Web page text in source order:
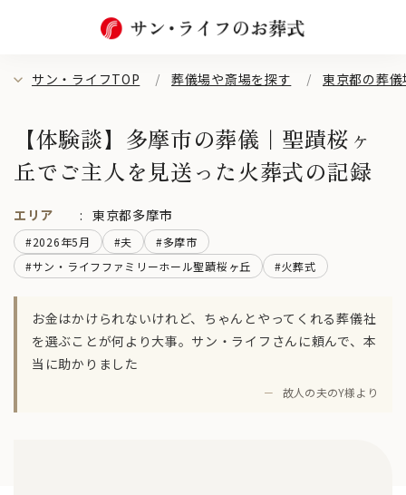
サン・ライフTOP 葬儀場や斎場を探す 東京都の葬
【体験談】多摩市の葬儀｜聖蹟桜ヶ
丘でご主人を見送った火葬式の記録
エリア 東京都多摩市
#2026年5月 #夫
#多摩市
#サン・ライフファミリーホール聖蹟桜ヶ丘
#火葬式
お金はかけられないけれど、ちゃんとやってくれる葬儀社
を選ぶことが何より大事。サン・ライフさんに頼んで、本
当に助かりました
－ 故人の夫のY様より